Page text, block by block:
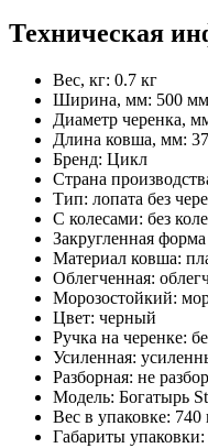
Техническая
Вес, кг: 0.7 кг
Ширина, мм: 500 мм
Диаметр черенка,
Длина ковша, мм:
Бренд: Цикл
Страна
Тип: лопата без
С колесами: без
Закругленная
Материал ковша:
Облегченная:
Морозостойкий:
Цвет: черный
Ручка на черенке:
Усиленная:
Разборная: не
Модель: Богатырь
Вес в упаковке: 740
Габариты